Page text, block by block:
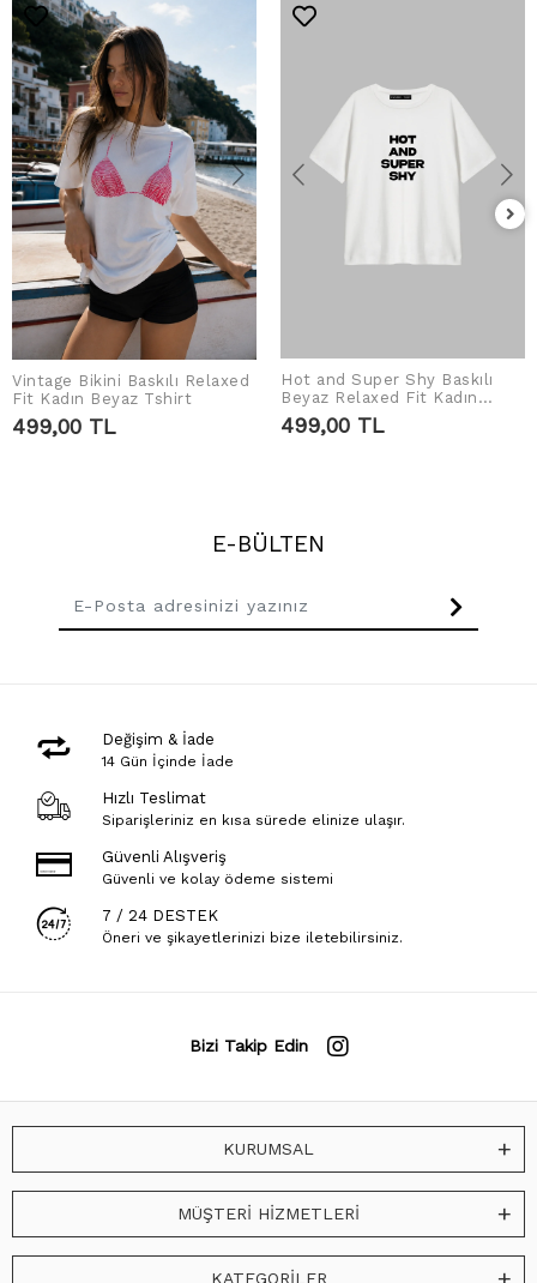
SEPETE EKLE
Vintage Bikini Baskılı Relaxed
Fit Kadın Beyaz Tshirt
499,00 TL
SEPETE EKLE
Hot and Super Shy Baskılı
Beyaz Relaxed Fit Kadın
Tshirt
499,00 TL
E-BÜLTEN
Değişim & İade
14 Gün İçinde İade
Hızlı Teslimat
Siparişleriniz en kısa sürede elinize ulaşır.
Güvenli Alışveriş
Güvenli ve kolay ödeme sistemi
7 / 24 DESTEK
Öneri ve şikayetlerinizi bize iletebilirsiniz.
Bizi Takip Edin
KURUMSAL
MÜŞTERİ HİZMETLERİ
KATEGORİLER